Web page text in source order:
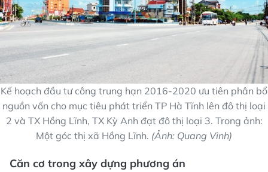
Kế hoạch đầu tư công trung hạn 2016-2020 ưu tiên phân bổ
nguồn vốn cho mục tiêu phát triển TP Hà Tĩnh lên đô thị loại
2 và TX Hồng Lĩnh, TX Kỳ Anh đạt đô thị loại 3. Trong ảnh:
Một góc thị xã Hồng Lĩnh. (Ảnh: Quang Vinh)
Căn cơ trong xây dựng phương án